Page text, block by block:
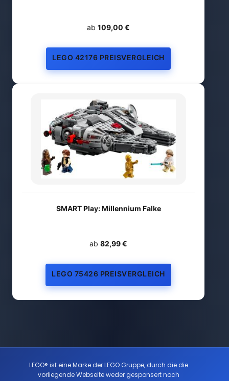
ab 109,00 €
LEGO 42176 PREISVERGLEICH
SMART Play: Millennium Falke
ab 82,99 €
LEGO 75426 PREISVERGLEICH
LEGO® ist eine Marke der LEGO Gruppe, durch die die
vorliegende Webseite weder gesponsert noch